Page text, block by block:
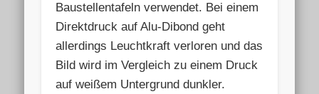
Baustellentafeln verwendet. Bei einem
Direktdruck auf Alu-Dibond geht
allerdings Leuchtkraft verloren und das
Bild wird im Vergleich zu einem Druck
auf weißem Untergrund dunkler.